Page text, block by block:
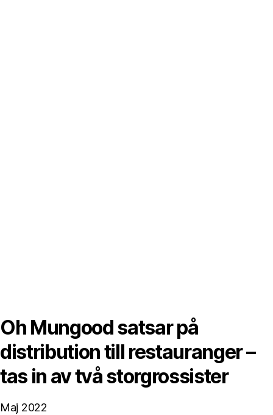
Oh Mungood satsar på
distribution till restauranger –
tas in av två storgrossister
Maj 2022